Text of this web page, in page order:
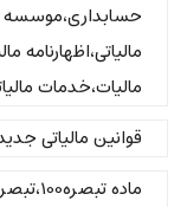
حسابداری،موسسه
مالیات،خدمات
قوانین مالیاتی